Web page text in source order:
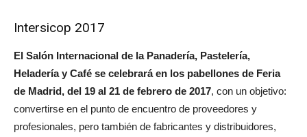
Intersicop 2017
El Salón Internacional de la Panadería, Pastelería,
Heladería y Café se celebrará en los pabellones de Feria
de Madrid, del 19 al 21 de febrero de 2017, con un objetivo:
convertirse en el punto de encuentro de proveedores y
profesionales, pero también de fabricantes y distribuidores,